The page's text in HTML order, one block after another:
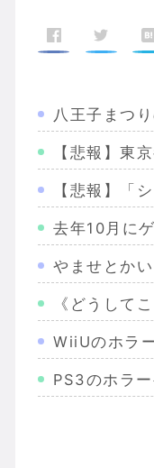
八王子まつ
【悲報】東
【悲報】「
去年10月に
やませとか
《どうして
WiiUのホラ
PS3のホラ